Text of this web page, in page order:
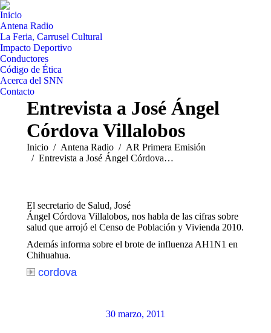
Inicio
Antena Radio
La Feria, Carrusel Cultural
Impacto Deportivo
Conductores
Código de Ética
Acerca del SNN
Contacto
Entrevista a José Ángel
Córdova Villalobos
Estás aquí:
Inicio Antena Radio
AR Primera Emisión
Entrevista a José Ángel Córdova…
El secretario de Salud, José
Ángel Córdova Villalobos, nos habla de las cifras sobre
salud que arrojó el Censo de Población y Vivienda 2010.
Además informa sobre el brote de influenza AH1N1 en
Chihuahua.
cordova
30 marzo, 2011